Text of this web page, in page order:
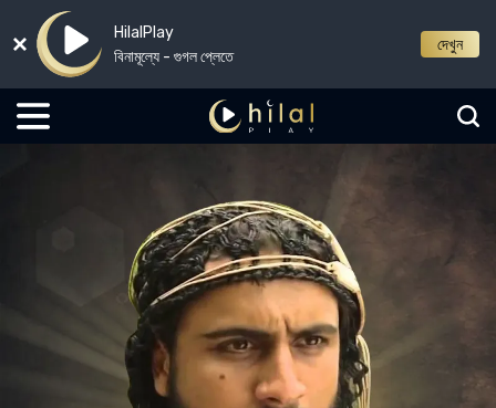
HilalPlay
বিনামূল্যে - গুগল প্লেতে
দেখুন